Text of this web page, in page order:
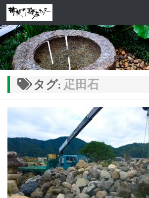
コンテンツへスキップ
タグ: 疋田石